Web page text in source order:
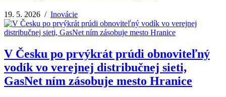
19. 5. 2026 / Inovácie
V Česku po prvýkrát prúdi obnoviteľný
vodík vo verejnej distribučnej sieti,
GasNet ním zásobuje mesto Hranice